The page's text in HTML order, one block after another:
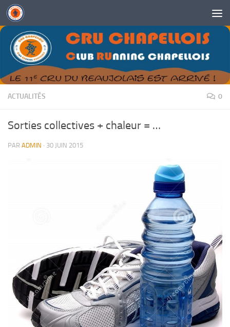
Skip to content
ACTUALITÉS 0
Sorties collectives + chaleur = …
PAR ADMIN · 30 JUIN 2015